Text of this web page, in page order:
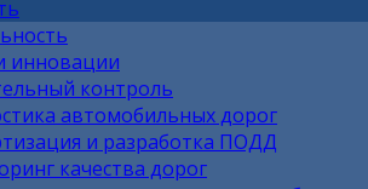
инновации
контроль
автомобильных дорог
и разработка ПОДД
качества дорог